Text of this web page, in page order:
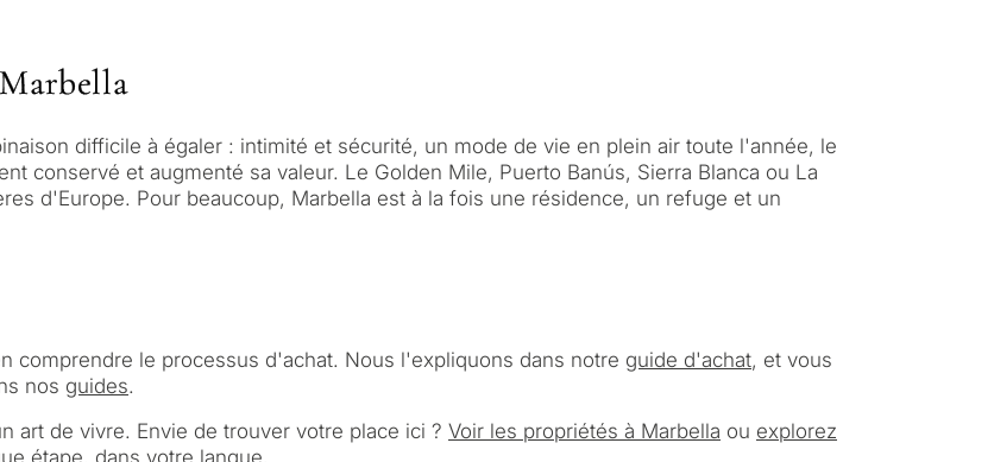
difficile à égaler : intimité et sécurité, un mode de vie en plein air toute l'année, le
conservé et augmenté sa valeur. Le Golden Mile, Puerto Banús, Sierra Blanca ou La
d'Europe. Pour beaucoup, Marbella est à la fois une résidence, un refuge et un
comprendre le processus d'achat. Nous l'expliquons dans notre guide d'achat, et vous
nos guides.
art de vivre. Envie de trouver votre place ici ? Voir les propriétés à Marbella ou explorez
étape, dans votre langue.
← Retour Suivant →
CONSULTATION
En envoyant, vous acceptez la politique de confidentialité